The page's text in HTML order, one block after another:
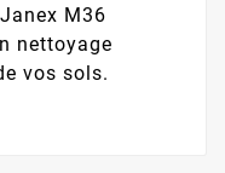
M36
nettoyage
vos sols.